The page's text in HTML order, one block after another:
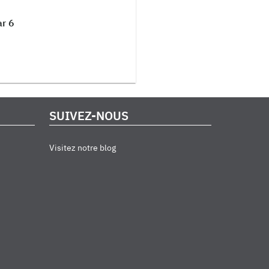
6
SUIVEZ-NOUS
Visitez notre blog